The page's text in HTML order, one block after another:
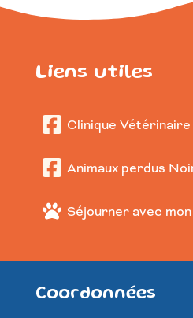
Liens utiles
Clinique
Animaux perdus
Séjourner avec
Coordonnées